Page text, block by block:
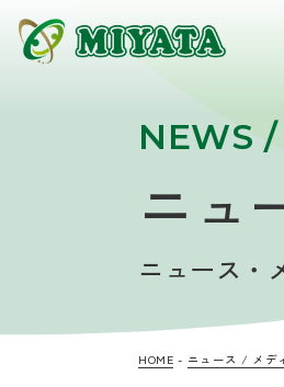
NEWS
ニュ
ニュース・
HOME ニュース / メデ